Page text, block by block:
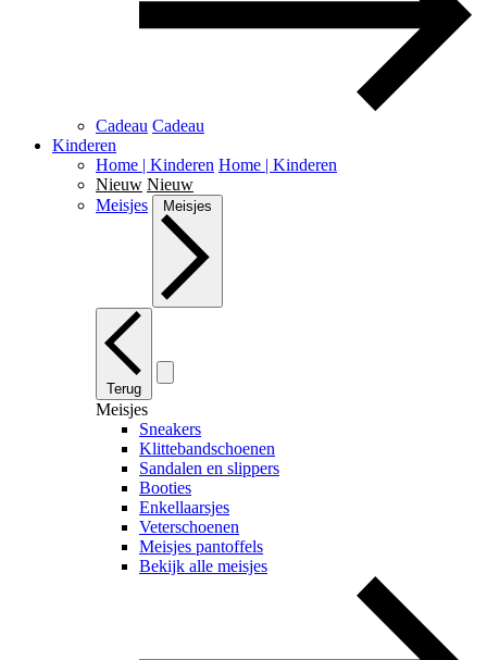
Cadeau Cadeau
Kinderen
Home | Kinderen Home | Kinderen
Nieuw Nieuw
Meisjes
Meisjes
Terug
Meisjes
Sneakers
Klittebandschoenen
Sandalen en slippers
Booties
Enkellaarsjes
Veterschoenen
Meisjes pantoffels
Bekijk alle meisjes